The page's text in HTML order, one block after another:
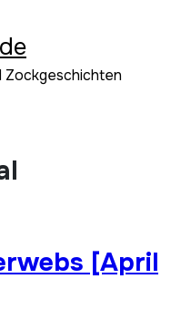
Zockgeschichten
[April